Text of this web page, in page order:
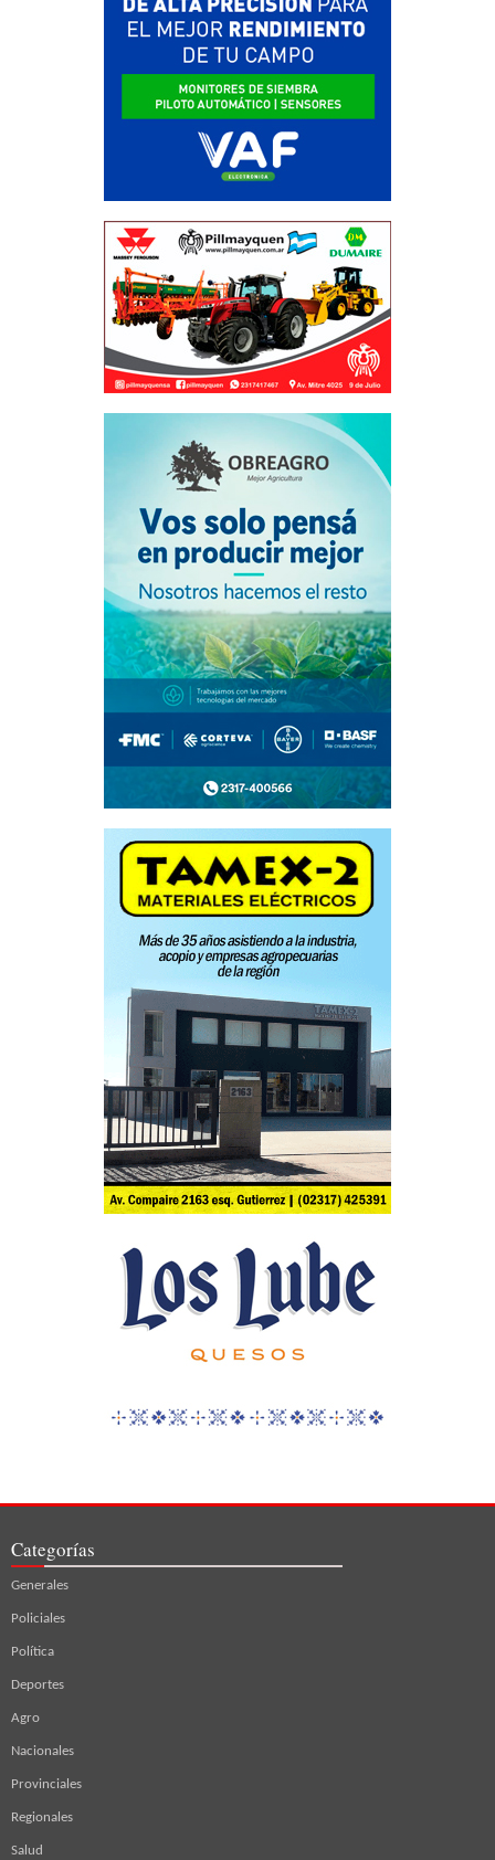
Categorías
Generales
Policiales
Política
Deportes
Agro
Nacionales
Provinciales
Regionales
Salud